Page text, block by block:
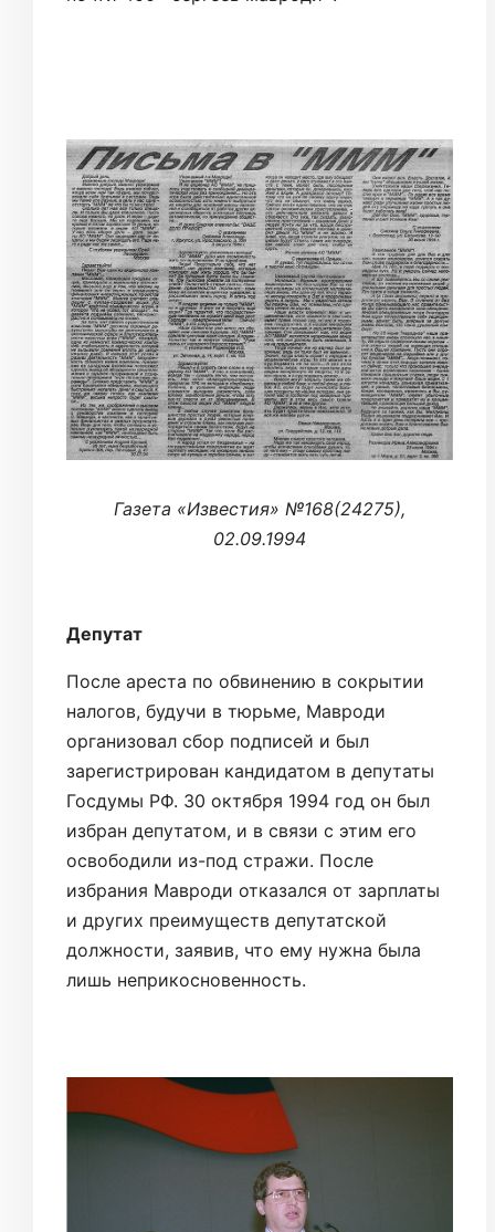
Газета «Известия» №168(24275),
02.09.1994
Депутат
После ареста по обвинению в сокрытии
налогов, будучи в тюрьме, Мавроди
организовал сбор подписей и был
зарегистрирован кандидатом в депутаты
Госдумы РФ. 30 октября 1994 год он был
избран депутатом, и в связи с этим его
освободили из-под стражи. После
избрания Мавроди отказался от зарплаты
и других преимуществ депутатской
должности, заявив, что ему нужна была
лишь неприкосновенность.